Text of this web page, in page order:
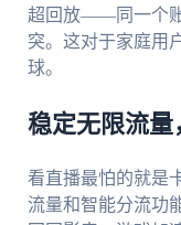
超回放——同一个
突。这对于家庭用
球。
稳定无限流量
看直播最怕的就是
流量和智能分流功